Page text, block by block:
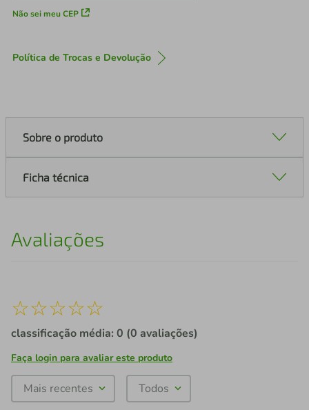
Não sei meu CEP
Política de Trocas e Devolução
Sobre o produto
Ficha técnica
Avaliações
☆☆☆☆☆
classificação média: 0 (0 avaliações)
Faça login para avaliar este produto
Mais recentes Todos